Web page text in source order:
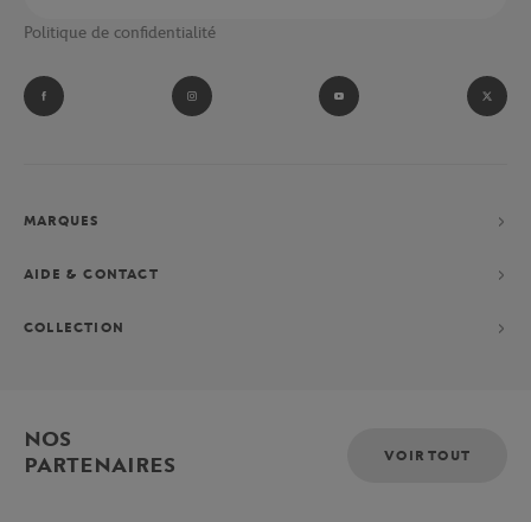
Politique de confidentialité
MARQUES
AIDE & CONTACT
COLLECTION
NOS
PARTENAIRES
VOIR TOUT